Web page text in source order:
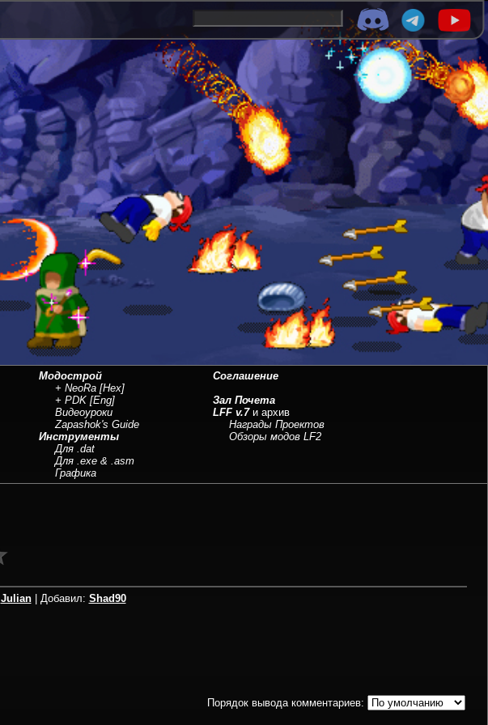
Модострой
+ NeoRa [Hex]
+ PDK [Eng]
Видеоуроки
Zapashok's Guide
Инструменты
Для .dat
Для .exe & .asm
Графика
Соглашение
Зал Почета
LFF v.7и архив
Награды Проектов
Обзоры модов LF2
Julian| Добавил: Shad90
Порядок вывода комментариев: